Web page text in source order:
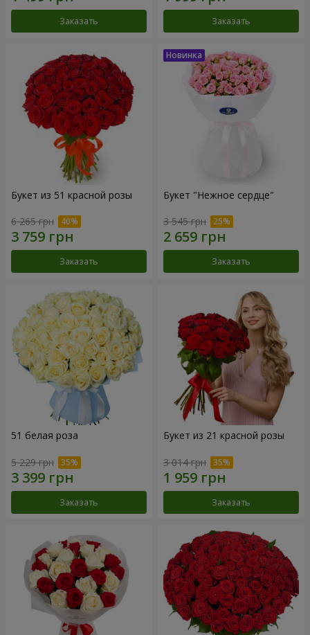
Заказать Заказать
Букет из 51 красной розы
6 265 грн
Заказать
Букет "Нежное сердце"
3 545 грн
Заказать
51 белая роза
5 229 грн
Заказать
Букет из 21 красной розы
3 014 грн
Заказать